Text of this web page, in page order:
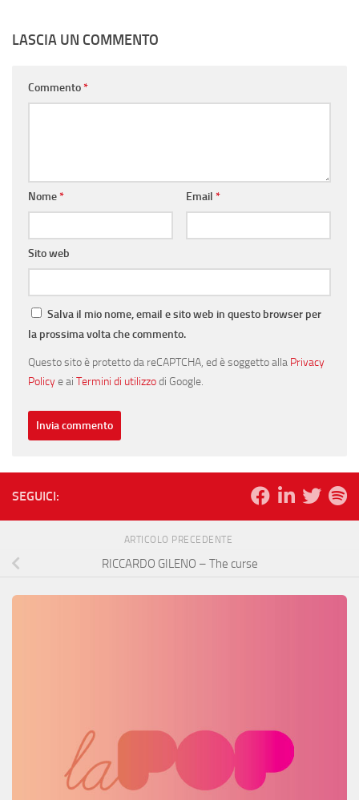
LASCIA UN COMMENTO
Commento*
Nome* Email *
Sito web
Salva il mio nome, email e sito web in questo browser per
la prossima volta che commento.
Questo sito è protetto da reCAPTCHA, ed è soggetto alla Privacy
Policye ai Termini di utilizzodi Google.
SEGUICI:
ARTICOLO PRECEDENTE
RICCARDO GILENO – The curse